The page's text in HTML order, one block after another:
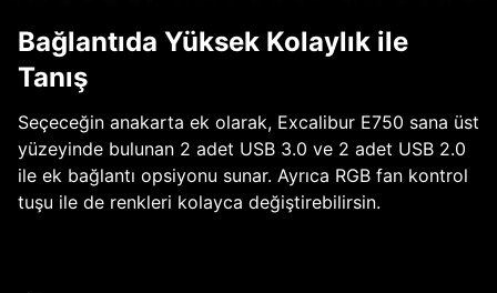
Bağlantıda Yüksek Kolaylık ile
Tanış
Seçeceğin anakarta ek olarak, Excalibur E750 sana üst
yüzeyinde bulunan 2 adet USB 3.0 ve 2 adet USB 2.0
ile ek bağlantı opsiyonu sunar. Ayrıca RGB fan kontrol
tuşu ile de renkleri kolayca değiştirebilirsin.